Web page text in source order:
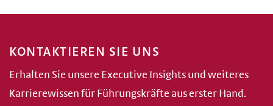
KONTAKTIEREN SIE UNS
Erhalten Sie unsere Executive Insights und weiteres
Karrierewissen für Führungskräfte aus erster Hand.